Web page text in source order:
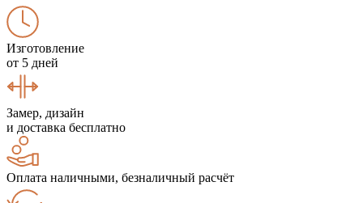
Изготовление
от 5 дней
Замер, дизайн
и доставка бесплатно
Оплата наличными, безналичный расчёт